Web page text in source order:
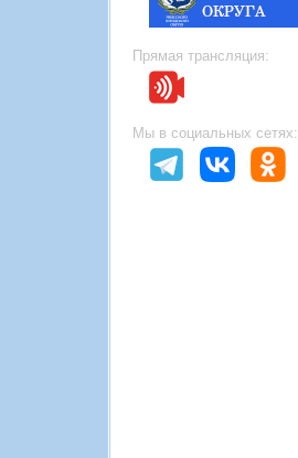
Прямая трансляция:
Мы в социальных сетях: